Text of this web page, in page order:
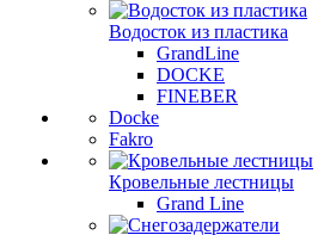
Водосток из пластика
GrandLine
DOCKE
FINEBER
Docke
Fakro
Кровельные лестницы
Grand Line